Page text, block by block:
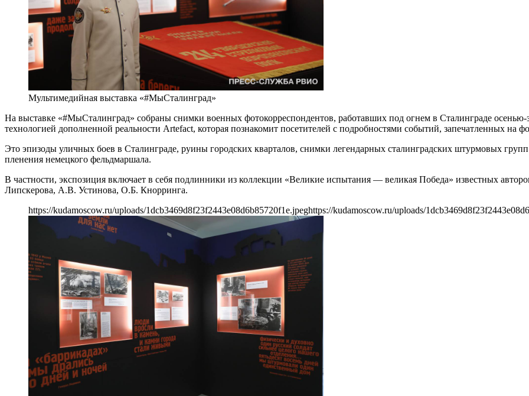
Мультимедийная выставка «#МыСталинград»
На выставке «#МыСталинград» собраны снимки военных фотокорреспондентов, работавших под огнем в Сталинграде
технологией дополненной реальности Artefact, которая познакомит посетителей с подробностями событий, запечатленных на
Это эпизоды уличных боев в Сталинграде, руины городских кварталов, снимки легендарных сталинградских штурмовых
пленения немецкого фельдмаршала.
В частности, экспозиция включает в себя подлинники из коллекции «Великие испытания — великая Победа» известных
Липскерова, А.В. Устинова, О.Б. Кнорринга.
https://kudamoscow.ru/uploads/1dcb3469d8f23f2443e08d6b85720f1e.jpeghttps://kudamoscow.ru/uploads/